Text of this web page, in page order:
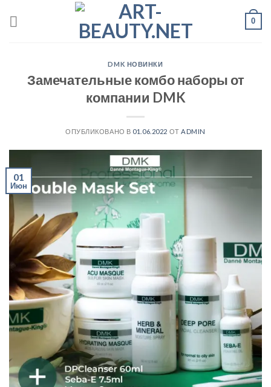
0
DMK НОВИНКИ
Замечательные комбо наборы от
компании DMK
ОПУБЛИКОВАНО В 01.06.2022 ОТ ADMIN
01
Июн